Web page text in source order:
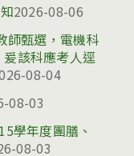
2026-08-06
師甄選，電機科
該科應考人逕
08-04
08-03
學年度團膳、
08-03